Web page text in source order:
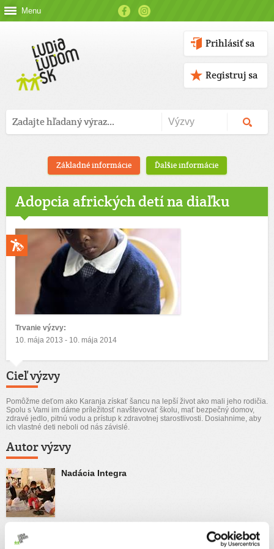
Menu
Prihlásiť sa
Registruj sa
Základné informácie Ďalšie informácie
Adopcia afrických detí na diaľku
Trvanie výzvy:
10. mája 2013 - 10. mája 2014
Cieľ výzvy
Pomôžme deťom ako Karanja získať šancu na lepší život ako mali jeho rodičia.
Spolu s Vami im dáme príležitosť navštevovať školu, mať bezpečný domov,
zdravé jedlo, pitnú vodu a prístup k zdravotnej starostlivosti. Dosiahnime, aby
ich vlastné deti neboli od nás závislé.
Autor výzvy
Nadácia Integra
Príbeh